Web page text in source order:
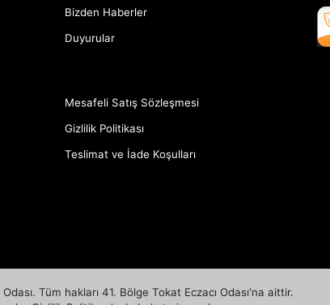
Bizden Haberler
Duyurular
Mesafeli Satış Sözleşmesi
Gizlilik Politikası
Teslimat ve İade Koşulları
Tüm hakları 41. Bölge Tokat Eczacı Odası'na aittir.